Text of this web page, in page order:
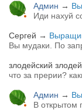
Админ →
Иди нахуй
Сергей →
Вы мудаки. По
злодейский злодей
что за прерии?
Админ →
В открытом